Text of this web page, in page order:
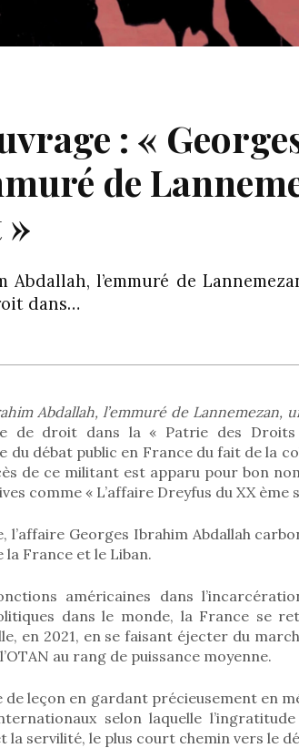
: «
de
»
Abdallah, l’emmuré de
dans…
Abdallah, l’emmuré de Lannemezan,
de droit dans la « Patrie des Droits
du débat public en France du fait de la
de ce militant est apparu pour bon
comme « L’affaire Dreyfus du XX ème
l’affaire Georges Ibrahim Abdallah
France et le Liban.
américaines dans
dans le monde, la France se
en 2021, en se faisant éjecter du
au rang de puissance moyenne.
de leçon en gardant précieusement en
selon laquelle
la servilité, le plus court chemin vers le